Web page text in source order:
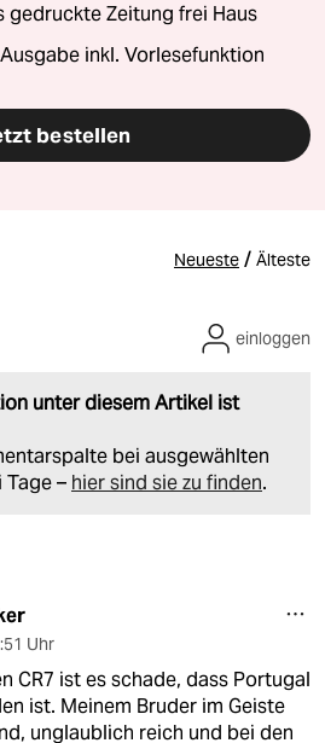
gedruckte Zeitung frei Haus
inkl. Vorlesefunktion
bestellen
Neueste / Älteste
unter diesem Artikel ist
bei ausgewählten
– hier sind sie zu finden.
einloggen
Uhr
CR7 ist es schade, dass Portugal
ist. Meinem Bruder im Geiste
unglaublich reich und bei den